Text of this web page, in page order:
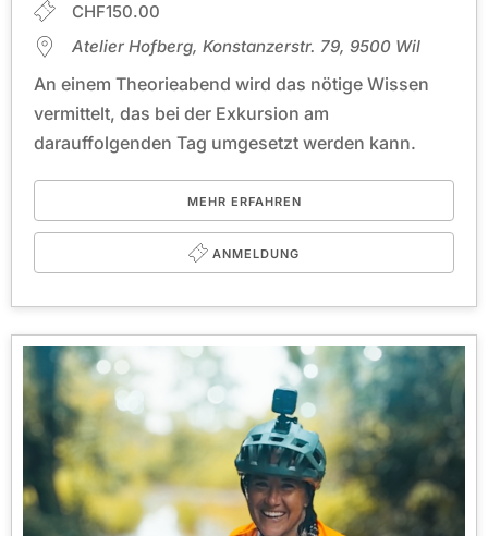
CHF150.00
Atelier Hofberg, Konstanzerstr. 79, 9500 Wil
An einem Theorieabend wird das nötige Wissen
vermittelt, das bei der Exkursion am
darauffolgenden Tag umgesetzt werden kann.
MEHR ERFAHREN
ANMELDUNG